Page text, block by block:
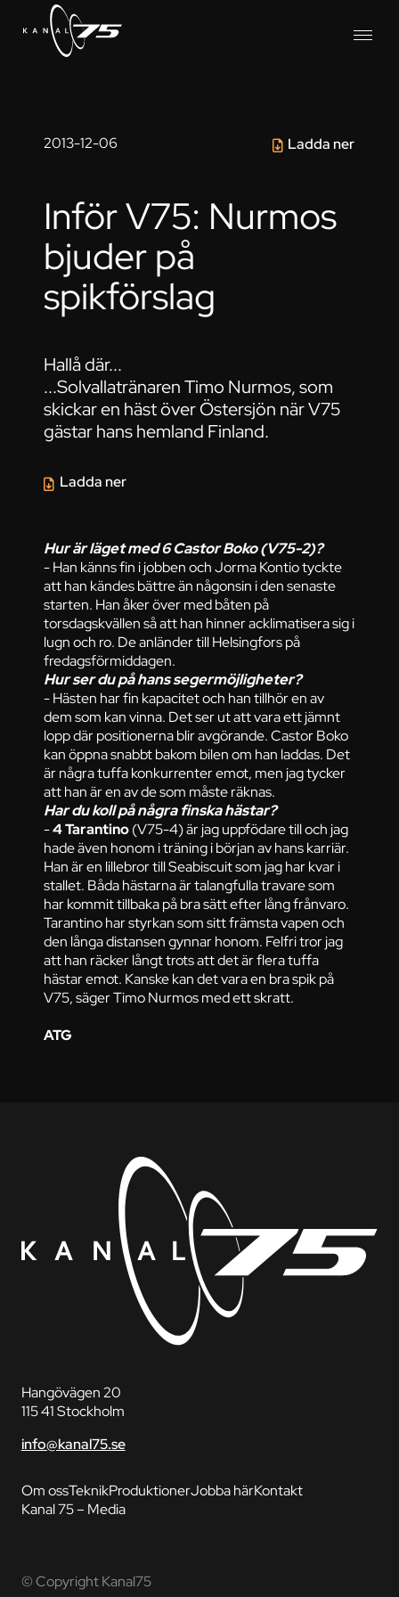
2013-12-06 Ladda ner
Inför V75: Nurmos
bjuder på
spikförslag
Hallå där...
...Solvallatränaren Timo Nurmos, som
skickar en häst över Östersjön när V75
gästar hans hemland Finland.
Hur är läget med 6 Castor Boko (V75-2)?
- Han känns fin i jobben och Jorma Kontio tyckte
att han kändes bättre än någonsin i den senaste
starten. Han åker över med båten på
torsdagskvällen så att han hinner acklimatisera sig i
lugn och ro. De anländer till Helsingfors på
fredagsförmiddagen.
Hur ser du på hans segermöjligheter?
- Hästen har fin kapacitet och han tillhör en av
dem som kan vinna. Det ser ut att vara ett jämnt
lopp där positionerna blir avgörande. Castor Boko
kan öppna snabbt bakom bilen om han laddas. Det
är några tuffa konkurrenter emot, men jag tycker
att han är en av de som måste räknas.
Har du koll på några finska hästar?
-4 Tarantino(V75-4) är jag uppfödare till och jag
hade även honom i träning i början av hans karriär.
Han är en lillebror till Seabiscuit som jag har kvar i
stallet. Båda hästarna är talangfulla travare som
har kommit tillbaka på bra sätt efter lång frånvaro.
Tarantino har styrkan som sitt främsta vapen och
den långa distansen gynnar honom. Felfri tror jag
att han räcker långt trots att det är flera tuffa
hästar emot. Kanske kan det vara en bra spik på
V75, säger Timo Nurmos med ett skratt.
Ladda ner
ATG
Hangövägen 20
115 41 Stockholm
info@kanal75.se
Om ossTeknikProduktionerJobba härKontakt
Kanal 75 – Media
© Copyright Kanal75